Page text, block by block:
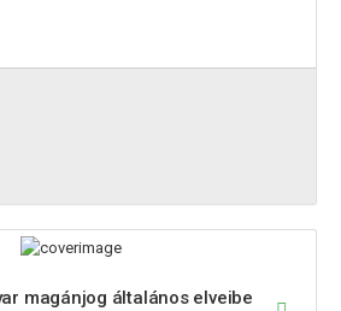
magánjog általános elveibe